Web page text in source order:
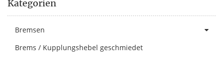
Kategorien
Bremsen
Brems / Kupplungshebel geschmiedet